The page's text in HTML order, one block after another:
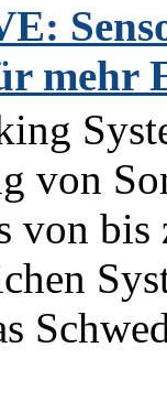
mehr
von
von bis